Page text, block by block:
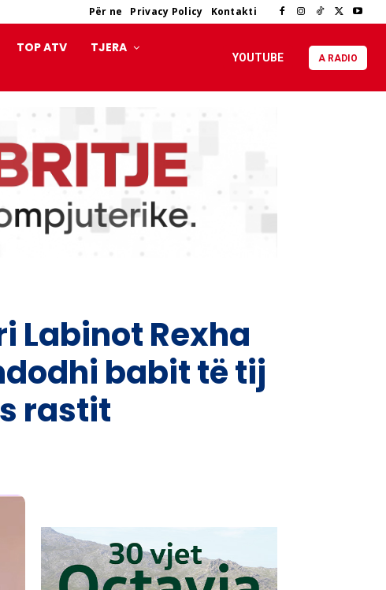
Për ne Privacy Policy Kontakti
TOP ATV TJERA
YOUTUBE A RADIO
Labinot Rexha
babit të tij
rastit